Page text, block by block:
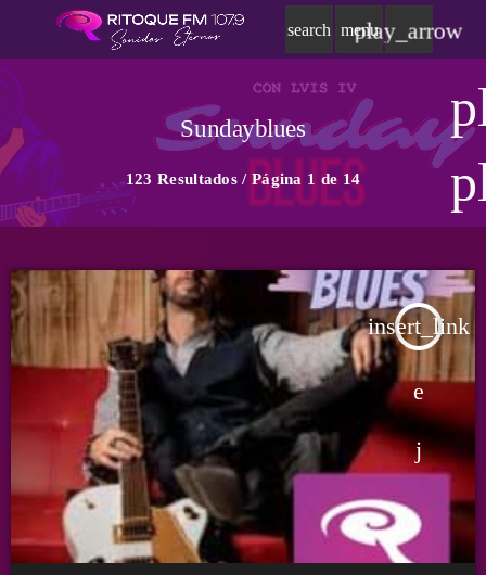
search menu
play_arrow
Sundayblues
123 Resultados / Página 1 de 14
insert_link